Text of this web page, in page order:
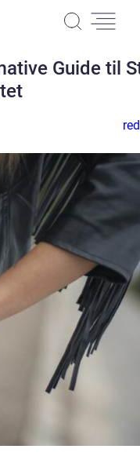
Guide til